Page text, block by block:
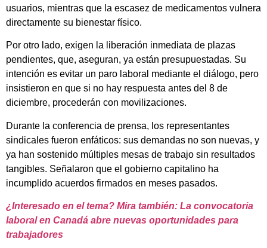
usuarios, mientras que la escasez de medicamentos vulnera
directamente su bienestar físico.
Por otro lado, exigen la liberación inmediata de plazas
pendientes, que, aseguran, ya están presupuestadas. Su
intención es evitar un paro laboral mediante el diálogo, pero
insistieron en que si no hay respuesta antes del 8 de
diciembre, procederán con movilizaciones.
Durante la conferencia de prensa, los representantes
sindicales fueron enfáticos: sus demandas no son nuevas, y
ya han sostenido múltiples mesas de trabajo sin resultados
tangibles. Señalaron que el gobierno capitalino ha
incumplido acuerdos firmados en meses pasados.
¿Interesado en el tema? Mira también: La convocatoria
laboral en Canadá abre nuevas oportunidades para
trabajadores